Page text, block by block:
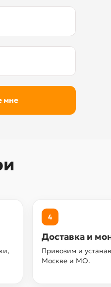
4
Доставка и
Привозим и
Москве и МО.